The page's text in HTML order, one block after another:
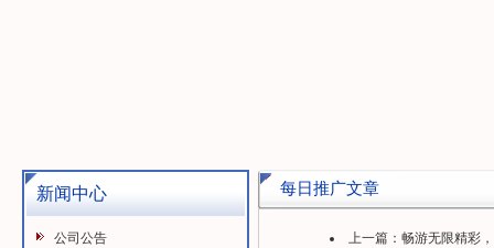
新闻中心
公司公告
每日推广文章
上一篇： 畅游无限精彩